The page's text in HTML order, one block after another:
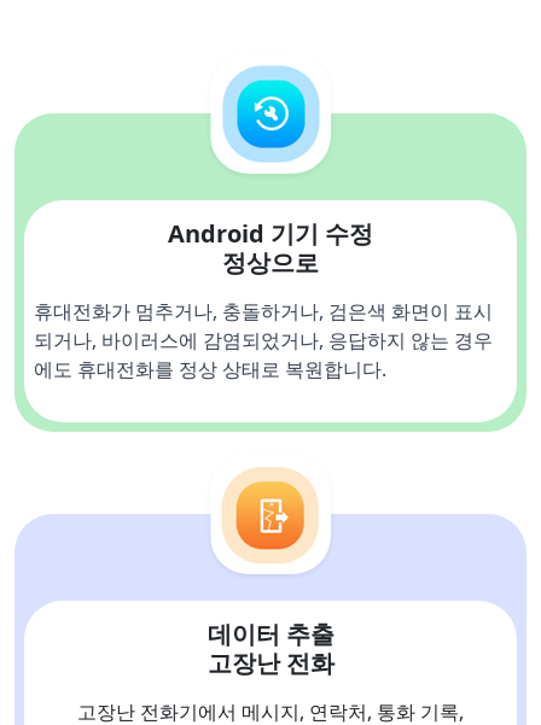
Android 기기 수정
정상으로
휴대전화가 멈추거나, 충돌하거나, 검은색 화면이 표시
되거나, 바이러스에 감염되었거나, 응답하지 않는 경우
에도 휴대전화를 정상 상태로 복원합니다.
데이터 추출
고장난 전화
고장난 전화기에서 메시지, 연락처, 통화 기록,